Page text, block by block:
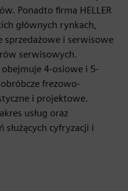
Ponadto firma HELLER
głównych rynkach,
sprzedażowe i serwisowe
serwisowych.
4-osiowe i 5-
frezowo-
i projektowe.
usług oraz
cyfryzacji i